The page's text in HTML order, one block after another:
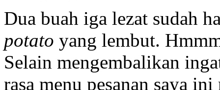
Dua buah iga lezat sudah
potato yang lembut.
Selain mengembalikan
rasa menu pesanan saya